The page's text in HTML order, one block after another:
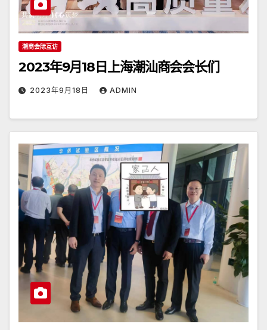
潮商会际互访
2023年9月18日上海潮汕商会会长们
2023年9月18日 ADMIN